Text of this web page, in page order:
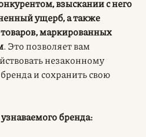
взыскании с него
ущерб, а также
маркированных
. Это позволяет вам
незаконному
и сохранить свою
бренда: